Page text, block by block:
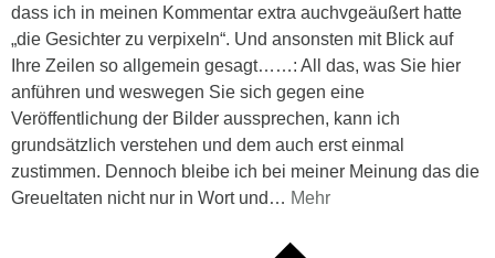
dass ich in meinen Kommentar extra auchvgeäußert hatte
„die Gesichter zu verpixeln“. Und ansonsten mit Blick auf
Ihre Zeilen so allgemein gesagt……: All das, was Sie hier
anführen und weswegen Sie sich gegen eine
Veröffentlichung der Bilder aussprechen, kann ich
grundsätzlich verstehen und dem auch erst einmal
zustimmen. Dennoch bleibe ich bei meiner Meinung das die
Greueltaten nicht nur in Wort und … Mehr